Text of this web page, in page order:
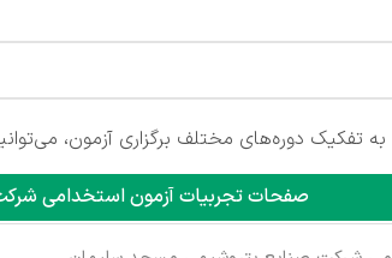
به تفکیک دوره‌های مختلف برگزاری آزمون،
صفحات تجربیات آزمون استخدامی